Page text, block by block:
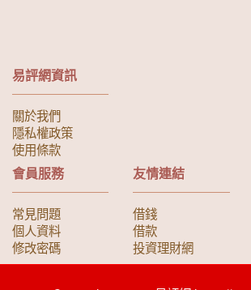
易評網資訊
關於我們
隱私權政策
使用條款
會員服務
常見問題
個人資料
修改密碼
友情連結
借錢
借款
投資理財網